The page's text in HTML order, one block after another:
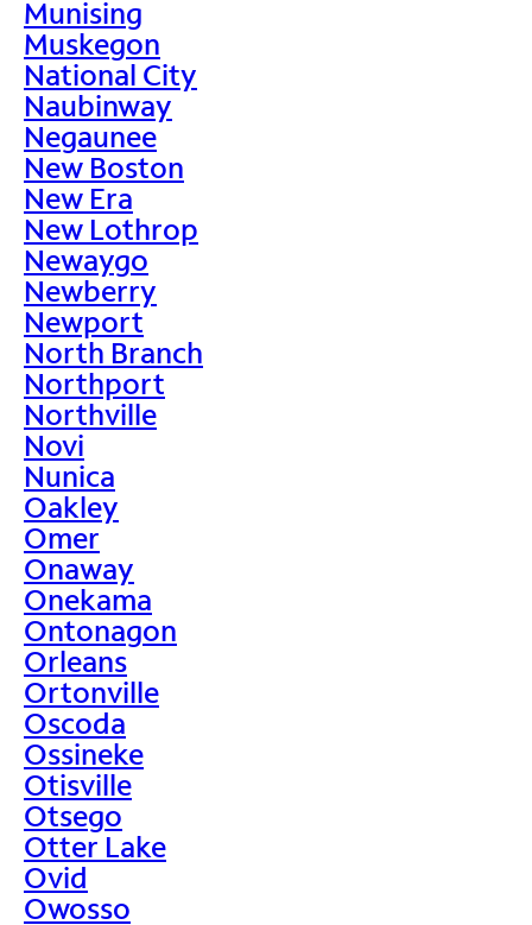
Munising
Muskegon
National City
Naubinway
Negaunee
New Boston
New Era
New Lothrop
Newaygo
Newberry
Newport
North Branch
Northport
Northville
Novi
Nunica
Oakley
Omer
Onaway
Onekama
Ontonagon
Orleans
Ortonville
Oscoda
Ossineke
Otisville
Otsego
Otter Lake
Ovid
Owosso